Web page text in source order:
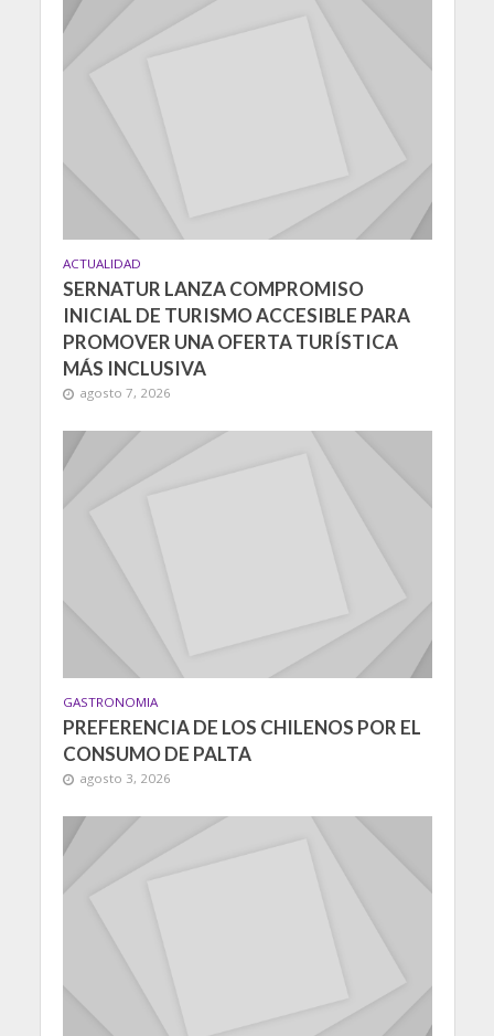
ACTUALIDAD
SERNATUR LANZA COMPROMISO
INICIAL DE TURISMO ACCESIBLE PARA
PROMOVER UNA OFERTA TURÍSTICA
MÁS INCLUSIVA
agosto 7, 2026
GASTRONOMIA
PREFERENCIA DE LOS CHILENOS POR EL
CONSUMO DE PALTA
agosto 3, 2026